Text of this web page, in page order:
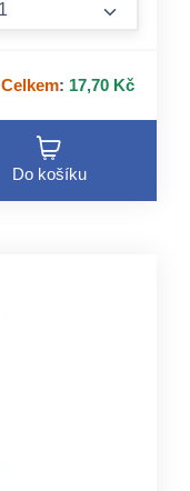
Celkem: 17,70 Kč
Do košíku